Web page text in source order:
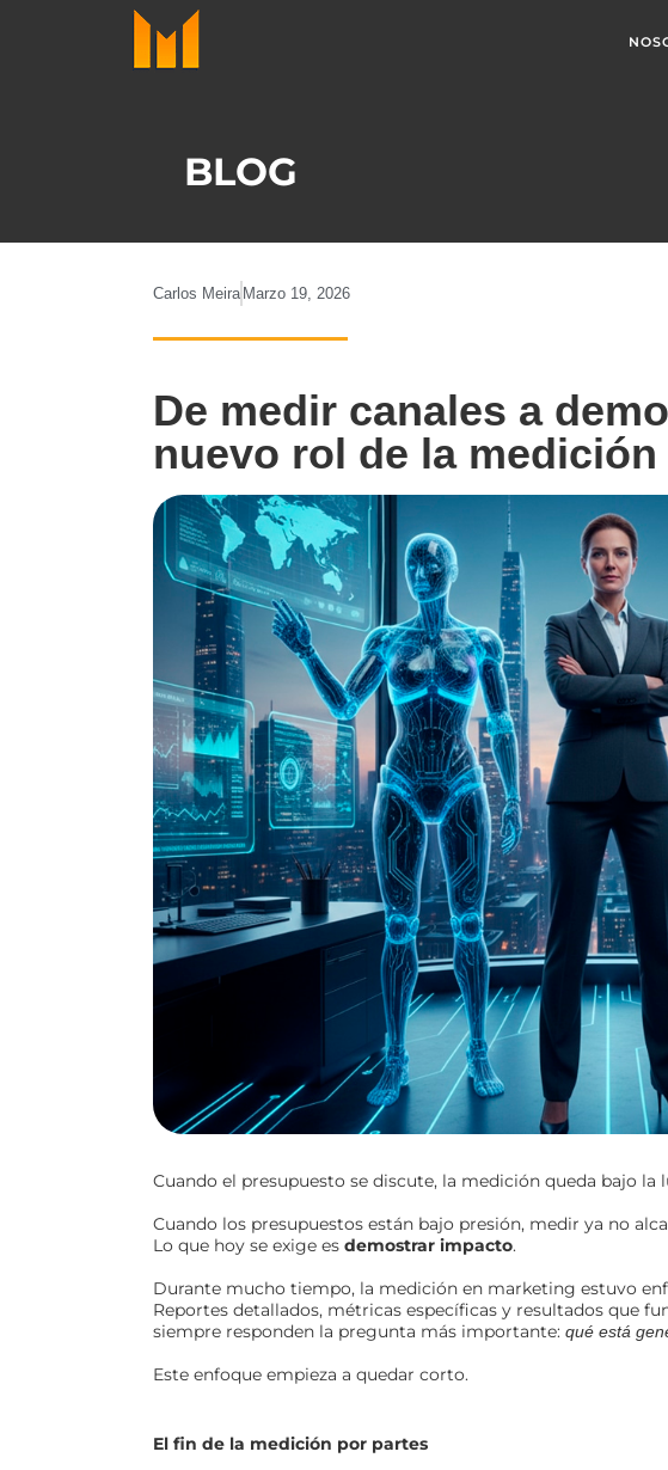
BLOG
Carlos Meira Marzo 19, 2026
De medir canales a
nuevo rol de la
Cuando el presupuesto se discute, la medición queda bajo la
Cuando los presupuestos están bajo presión, medir ya no
Lo que hoy se exige es demostrar impacto.
Durante mucho tiempo, la medición en marketing estuvo
Reportes detallados, métricas específicas y resultados que
siempre responden la pregunta más importante: qué está
Este enfoque empieza a quedar corto.
El fin de la medición por partes